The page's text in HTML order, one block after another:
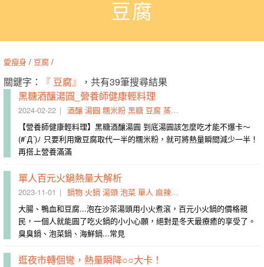
豆腐
愛瘦身 / 豆腐 /
關鍵字： 『 豆腐』
，共有39筆搜尋結果
黑糖酒釀湯圓_營養師健康輕料理
2024-02-22 酒釀 湯圓 糯米粉 黑糖 豆腐 蒸好
【營養師健康輕料理】黑糖酒釀湯圓 到底湯圓該怎麼吃才能不爆卡～
(#`Д´)ﾉ 只要利用嫩豆腐取代一半的糯米粉，就可將熱量瞬間減少一半！
再搭上營養滿滿
單人百元火鍋熱量大解析
2023-11-01 鍋物 火鍋 湯頭 泡菜 單人 麻辣鍋
大腸、鴨血和豆腐...泡在沙茶湯頭用小火煮滾，百元小火鍋的價格親
民，一個人就能圓了吃火鍋的小小心願，絕對是冬天最療癒的享受了。
臭臭鍋、泡菜鍋、海鮮鍋...常見
逛夜市轉個彎，熱量瞬降○○大卡！